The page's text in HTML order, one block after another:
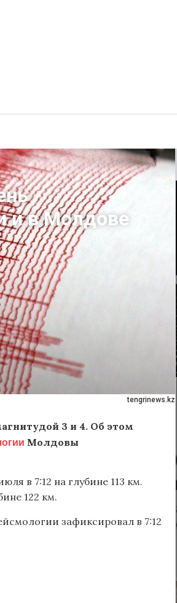
tengrinews.kz
и в Молдове
3 и 4. Об этом
Молдовы
в 7:12 на глубине 113 км.
122 км.
зафиксировал в 7:12